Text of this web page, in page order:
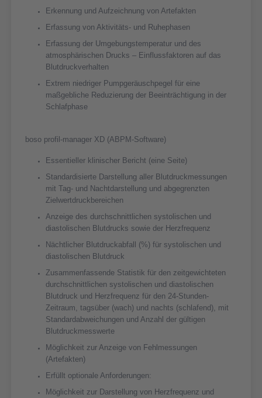
Erkennung und Aufzeichnung von Artefakten
Erfassung von Aktivitäts- und Ruhephasen
Erfassung der Umgebungstemperatur und des
atmosphärischen Drucks – Einflussfaktoren auf das
Blutdruckverhalten
Extrem niedriger Pumpgeräuschpegel für eine
maßgebliche Reduzierung der Beeinträchtigung in der
Schlafphase
boso profil-manager XD (ABPM-Software)
Essentieller klinischer Bericht (eine Seite)
Standardisierte Darstellung aller Blutdruckmessungen
mit Tag- und Nachtdarstellung und abgegrenzten
Zielwertdruckbereichen
Anzeige des durchschnittlichen systolischen und
diastolischen Blutdrucks sowie der Herzfrequenz
Nächtlicher Blutdruckabfall (%) für systolischen und
diastolischen Blutdruck
Zusammenfassende Statistik für den zeitgewichteten
durchschnittlichen systolischen und diastolischen
Blutdruck und Herzfrequenz für den 24-Stunden-
Zeitraum, tagsüber (wach) und nachts (schlafend), mit
Standardabweichungen und Anzahl der gültigen
Blutdruckmesswerte
Möglichkeit zur Anzeige von Fehlmessungen
(Artefakten)
Erfüllt optionale Anforderungen:
Möglichkeit zur Darstellung von Herzfrequenz und